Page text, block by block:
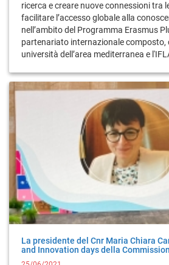
ricerca e creare nuove connessioni tra
facilitare l’accesso globale alla
nell’ambito del Programma Erasmus
partenariato internazionale composto,
università dell’area mediterranea e
La presidente del Cnr Maria Chiara
and Innovation days della